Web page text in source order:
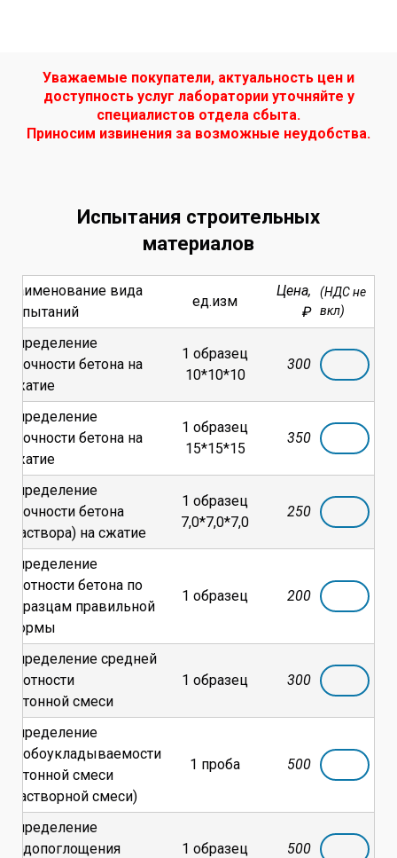
Уважаемые покупатели, актуальность цен и
доступность услуг лаборатории уточняйте у
специалистов отдела сбыта.
Приносим извинения за возможные неудобства.
Испытания строительных
материалов
Наименование вида
испытаний
ед.изм
Цена,
₽
(НДС не
вкл)
Определение
прочности бетона на
сжатие
1 образец
10*10*10
300
Определение
прочности бетона на
сжатие
1 образец
15*15*15
350
Определение
прочности бетона
(раствора) на сжатие
1 образец
7,0*7,0*7,0
250
Определение
плотности бетона по
образцам правильной
формы
1 образец 200
Определение средней
плотности
бетонной смеси
1 образец 300
Определение
удобоукладываемости
бетонной смеси
(растворной смеси)
1 проба 500
Определение
водопоглощения
1 образец 500